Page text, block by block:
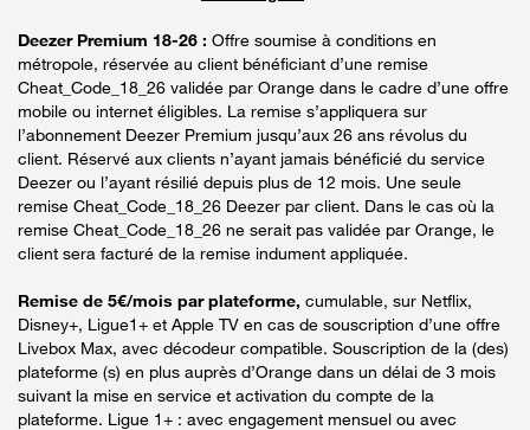
Deezer Premium 18-26 : Offre soumise à conditions en
métropole, réservée au client bénéficiant d’une remise
Cheat_Code_18_26 validée par Orange dans le cadre d’une offre
mobile ou internet éligibles. La remise s’appliquera sur
l’abonnement Deezer Premium jusqu’aux 26 ans révolus du
client. Réservé aux clients n’ayant jamais bénéficié du service
Deezer ou l’ayant résilié depuis plus de 12 mois. Une seule
remise Cheat_Code_18_26 Deezer par client. Dans le cas où la
remise Cheat_Code_18_26 ne serait pas validée par Orange, le
client sera facturé de la remise indument appliquée.
Remise de 5€/mois par plateforme, cumulable, sur Netflix,
Disney+, Ligue1+ et Apple TV en cas de souscription d’une offre
Livebox Max, avec décodeur compatible. Souscription de la (des)
plateforme (s) en plus auprès d’Orange dans un délai de 3 mois
suivant la mise en service et activation du compte de la
plateforme. Ligue 1+ : avec engagement mensuel ou avec